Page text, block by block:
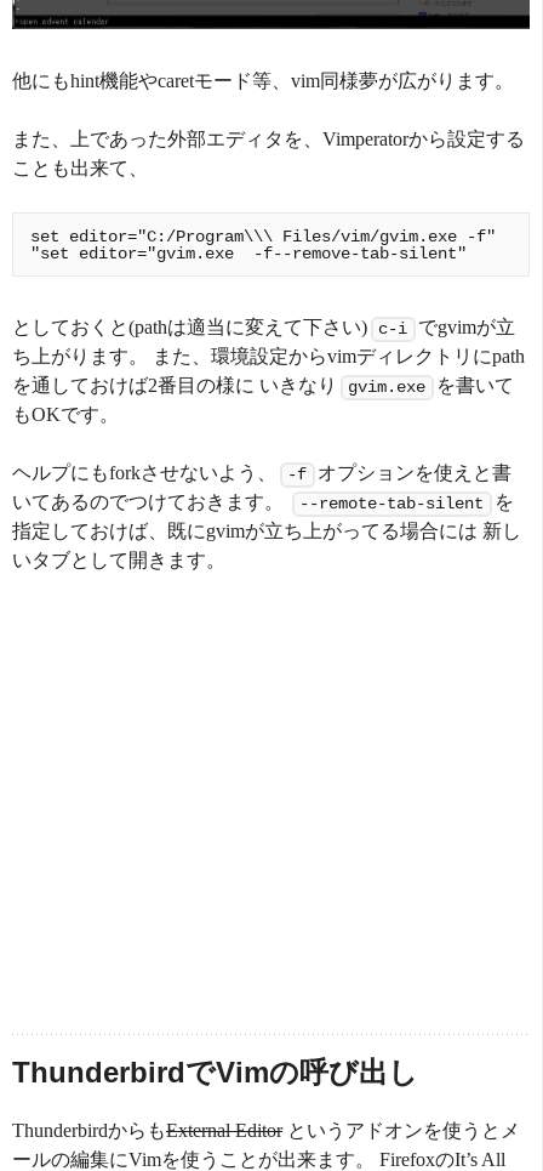
他にもhint機能やcaretモード等、vim同様夢が広がります。
また、上であった外部エディタを、Vimperatorから設定する
ことも出来て、
set editor="C:/Program\\\ Files/vim/gvim.exe -f"
としておくと(pathは適当に変えて下さい) c-i
でgvimが立
ち上がります。 また、環境設定からvimディレクトリにpath
を通しておけば2番目の様に いきなり
gvim.exe
を書いて
もOKです。
ヘルプにもforkさせないよう、 -f
オプションを使えと書
いてあるのでつけておきます。
--remote-tab-silent
を
指定しておけば、既にgvimが立ち上がってる場合には 新し
いタブとして開きます。
ThunderbirdでVimの呼び出し
ThunderbirdからもExternal Editorというアドオンを使うとメ
ールの編集にVimを使うことが出来ます。 FirefoxのIt’s All